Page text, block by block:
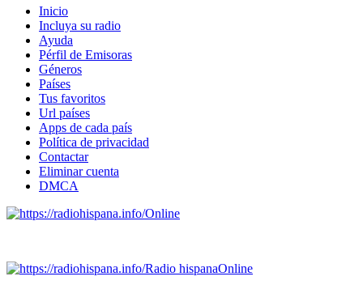
Inicio
Incluya su radio
Ayuda
Pérfil de Emisoras
Géneros
Países
Tus favoritos
Url países
Apps de cada país
Política de privacidad
Contactar
Eliminar cuenta
DMCA
Online
Radio hispanaOnline